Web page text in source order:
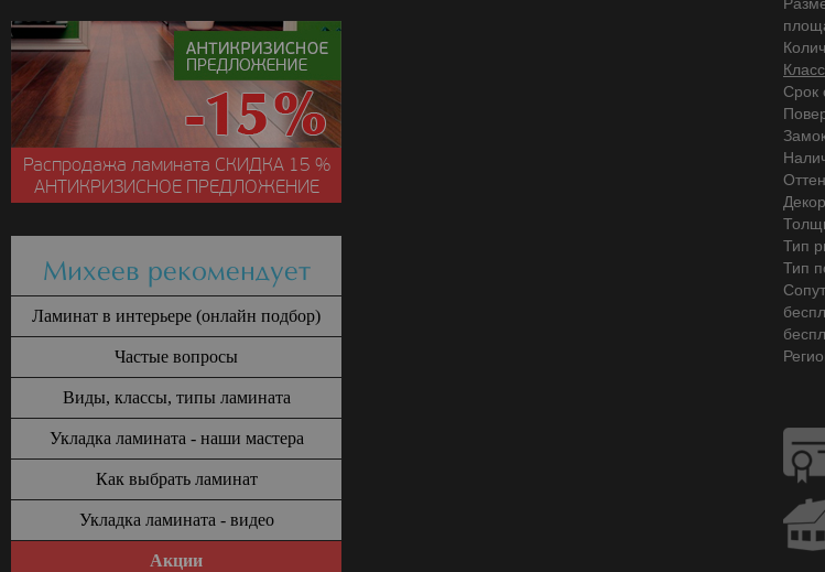
Срок
Тип
Тип
Распродажа ламината СКИДКА15 %
АНТИКРИЗИСНОЕ ПРЕДЛОЖЕНИЕ
Михеев рекомендует
Ламинат в интерьере (онлайн подбор)
Частые вопросы
Виды, классы, типы ламината
Укладка ламината - наши мастера
Как выбрать ламинат
Укладка ламината - видео
Акции